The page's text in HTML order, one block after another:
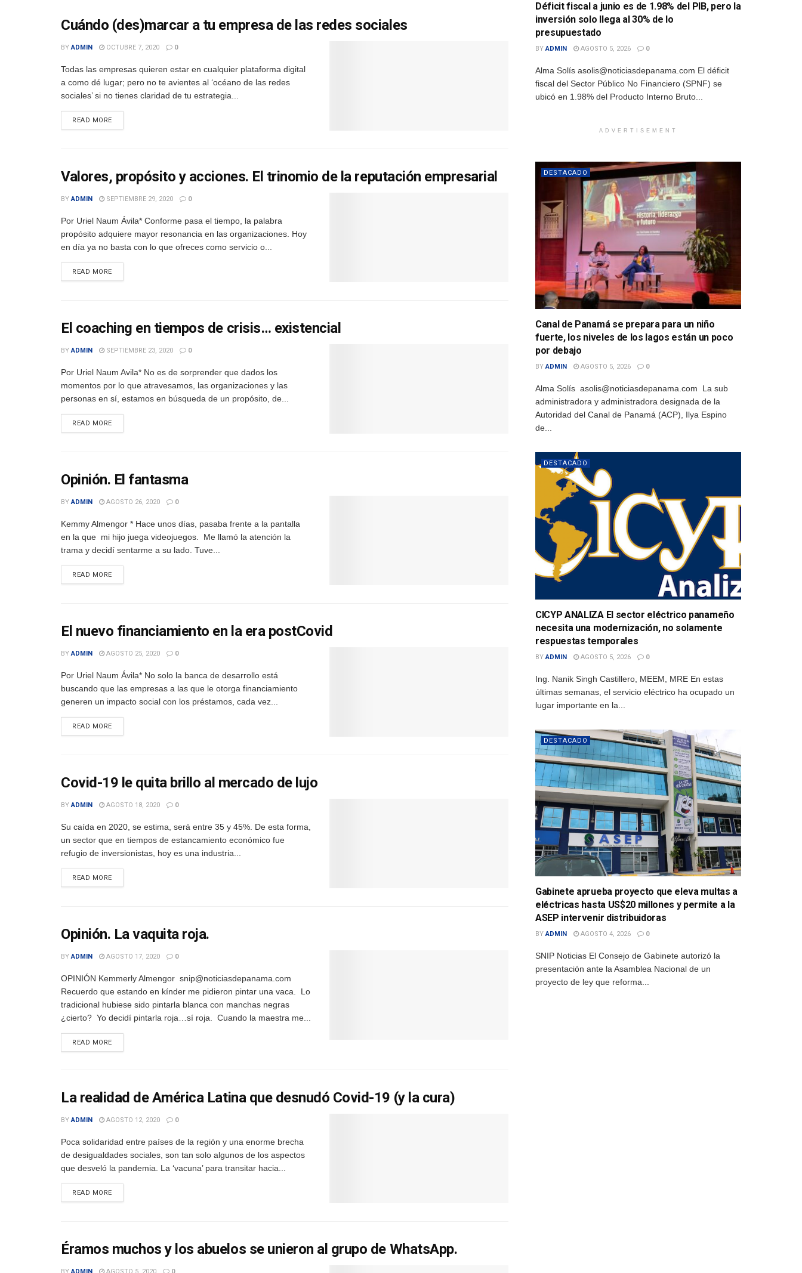
Cuándo (des)marcar a tu empresa de las redes sociales
BY ADMIN OCTUBRE 7, 2020 0
Todas las empresas quieren estar en cualquier plataforma digital
a como dé lugar; pero no te avientes al ‘océano de las redes
sociales’ si no tienes claridad de tu estrategia...
READ MOREDETAILS
Valores, propósito y acciones. El trinomio de la reputación empresarial
BY ADMIN SEPTIEMBRE 29, 2020 0
Por Uriel Naum Ávila* Conforme pasa el tiempo, la palabra
propósito adquiere mayor resonancia en las organizaciones. Hoy
en día ya no basta con lo que ofreces como servicio o...
READ MOREDETAILS
El coaching en tiempos de crisis… existencial
BY ADMIN SEPTIEMBRE 23, 2020 0
Por Uriel Naum Avila* No es de sorprender que dados los
momentos por lo que atravesamos, las organizaciones y las
personas en sí, estamos en búsqueda de un propósito, de...
READ MOREDETAILS
Opinión. El fantasma
BY ADMIN AGOSTO 26, 2020 0
Kemmy Almengor * Hace unos días, pasaba frente a la pantalla
en la que mi hijo juega videojuegos. Me llamó la atención la
trama y decidí sentarme a su lado. Tuve...
READ MOREDETAILS
El nuevo financiamiento en la era postCovid
BY ADMIN AGOSTO 25, 2020 0
Por Uriel Naum Ávila* No solo la banca de desarrollo está
buscando que las empresas a las que le otorga financiamiento
generen un impacto social con los préstamos, cada vez...
READ MOREDETAILS
Covid-19 le quita brillo al mercado de lujo
BY ADMIN AGOSTO 18, 2020 0
Su caída en 2020, se estima, será entre 35 y 45%. De esta forma,
un sector que en tiempos de estancamiento económico fue
refugio de inversionistas, hoy es una industria...
READ MOREDETAILS
Opinión. La vaquita roja.
BY ADMIN AGOSTO 17, 2020 0
OPINIÓN Kemmerly Almengor snip@noticiasdepanama.com
Recuerdo que estando en kínder me pidieron pintar una vaca. Lo
tradicional hubiese sido pintarla blanca con manchas negras
¿cierto? Yo decidí pintarla roja…sí roja. Cuando la maestra me...
READ MOREDETAILS
La realidad de América Latina que desnudó Covid-19 (y la cura)
BY ADMIN AGOSTO 12, 2020 0
Poca solidaridad entre países de la región y una enorme brecha
de desigualdades sociales, son tan solo algunos de los aspectos
que desveló la pandemia. La ‘vacuna’ para transitar hacia...
READ MOREDETAILS
Éramos muchos y los abuelos se unieron al grupo de WhatsApp.
BY ADMIN AGOSTO 5, 2020 0
Déficit fiscal a junio es de 1.98% del PIB, pero la
inversión solo llega al 30% de lo
presupuestado
BY ADMIN AGOSTO 5, 2026 0
Alma Solís asolis@noticiasdepanama.com El déficit
fiscal del Sector Público No Financiero (SPNF) se
ubicó en 1.98% del Producto Interno Bruto...
ADVERTISEMENT
DESTACADO
Canal de Panamá se prepara para un niño
fuerte, los niveles de los lagos están un poco
por debajo
BY ADMIN AGOSTO 5, 2026 0
Alma Solís asolis@noticiasdepanama.com La sub
administradora y administradora designada de la
Autoridad del Canal de Panamá (ACP), Ilya Espino
de...
DESTACADO
CICYP ANALIZA El sector eléctrico panameño
necesita una modernización, no solamente
respuestas temporales
BY ADMIN AGOSTO 5, 2026 0
Ing. Nanik Singh Castillero, MEEM, MRE En estas
últimas semanas, el servicio eléctrico ha ocupado un
lugar importante en la...
DESTACADO
Gabinete aprueba proyecto que eleva multas a
eléctricas hasta US$20 millones y permite a la
ASEP intervenir distribuidoras
BY ADMIN AGOSTO 4, 2026 0
SNIP Noticias El Consejo de Gabinete autorizó la
presentación ante la Asamblea Nacional de un
proyecto de ley que reforma...